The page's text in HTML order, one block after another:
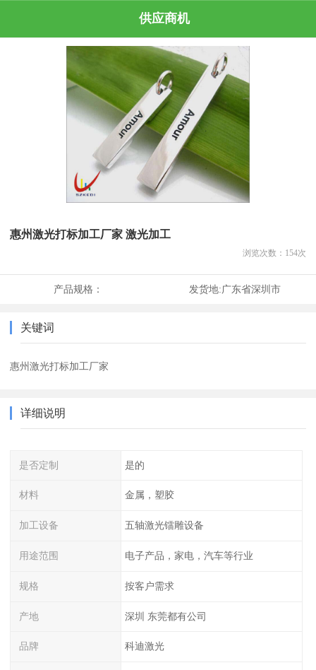
供应商机
惠州激光打标加工厂家 激光加工
浏览次数： 154次
产品规格： 发货地:广东省深圳市
关键词
惠州激光打标加工厂家
详细说明
是否定制 是的
材料 金属，塑胶
加工设备 五轴激光镭雕设备
用途范围 电子产品，家电，汽车等行业
规格 按客户需求
产地 深圳 东莞都有公司
品牌 科迪激光